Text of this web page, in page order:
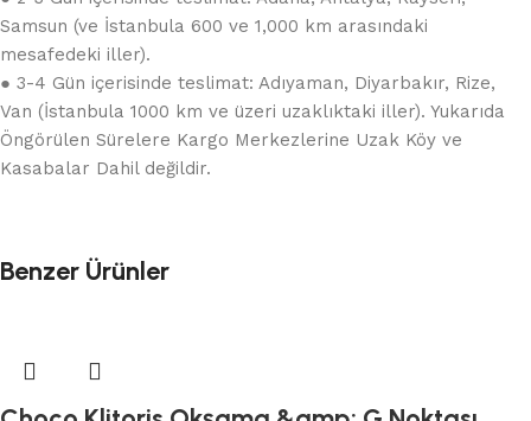
Samsun (ve İstanbula 600 ve 1,000 km arasındaki
mesafedeki iller).
● 3-4 Gün içerisinde teslimat: Adıyaman, Diyarbakır, Rize,
Van (İstanbula 1000 km ve üzeri uzaklıktaki iller). Yukarıda
Öngörülen Sürelere Kargo Merkezlerine Uzak Köy ve
Kasabalar Dahil değildir.
Benzer Ürünler